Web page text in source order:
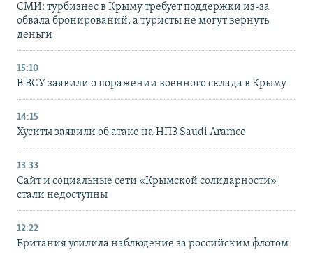
СМИ: турбизнес в Крыму требует поддержки из-за
обвала бронирований, а туристы не могут вернуть
деньги
15:10
В ВСУ заявили о поражении военного склада в Крыму
14:15
Хуситы заявили об атаке на НПЗ Saudi Aramco
13:33
Сайт и социальные сети «Крымской солидарности»
стали недоступны
12:22
Британия усилила наблюдение за российским флотом